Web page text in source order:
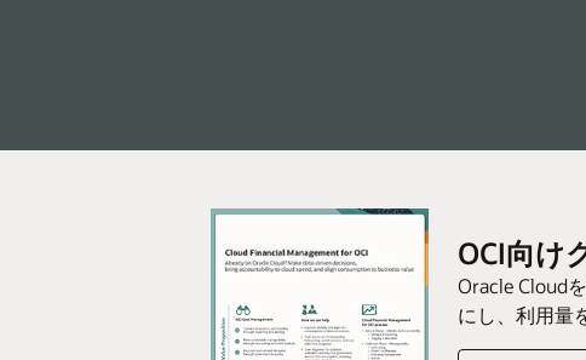
OCI向け
Oracle Cloud
にし、利用量